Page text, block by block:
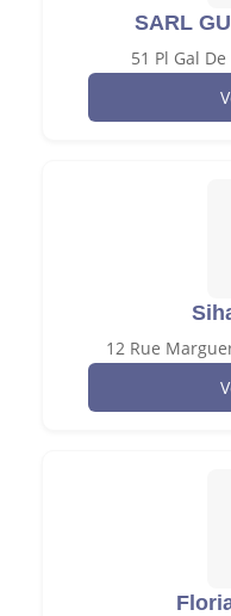
SARL
51 Pl Gal
12 Rue